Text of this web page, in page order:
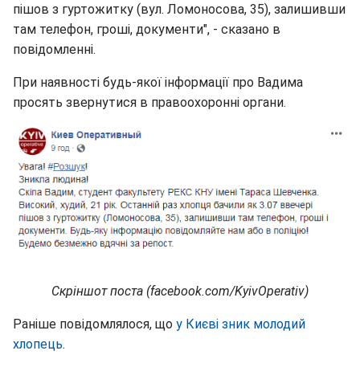
пішов з гуртожитку (вул. Ломоносова, 35), залишивши
там телефон, гроші, документи", - сказано в
повідомленні.
При наявності будь-якої інформації про Вадима
просять звернутися в правоохоронні органи.
Скріншот поста (facebook.com/KyivOperativ)
Раніше повідомлялося, що у Києві зник молодий
хлопець.